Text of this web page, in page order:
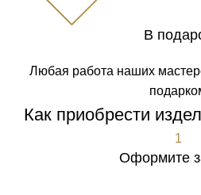
В
Любая работа наших
Как приобрести
1
Оформите